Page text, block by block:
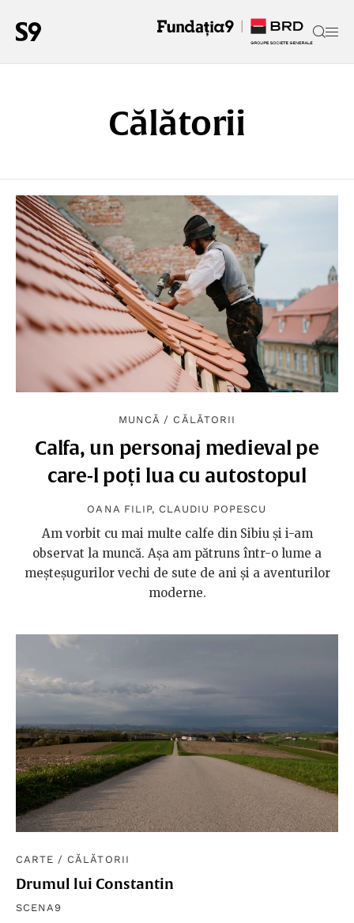
Călătorii
MUNCĂ / CĂLĂTORII
Calfa, un personaj medieval pe
care-l poți lua cu autostopul
OANA FILIP, CLAUDIU POPESCU
Am vorbit cu mai multe calfe din Sibiu și i-am
observat la muncă. Așa am pătruns într-o lume a
meșteșugurilor vechi de sute de ani și a aventurilor
moderne.
CARTE / CĂLĂTORII
Drumul lui Constantin
SCENA9